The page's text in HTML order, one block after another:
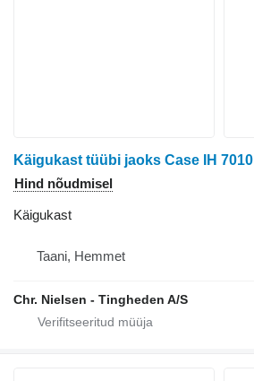
Käigukast tüübi jaoks Case IH 7010
Hind nõudmisel
Käigukast
Taani, Hemmet
Chr. Nielsen - Tingheden A/S